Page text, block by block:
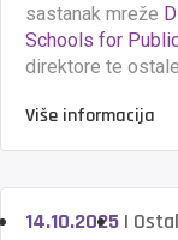
sastanak mreže
Schools for
direktore te
Više informacija
14.10.2025 |